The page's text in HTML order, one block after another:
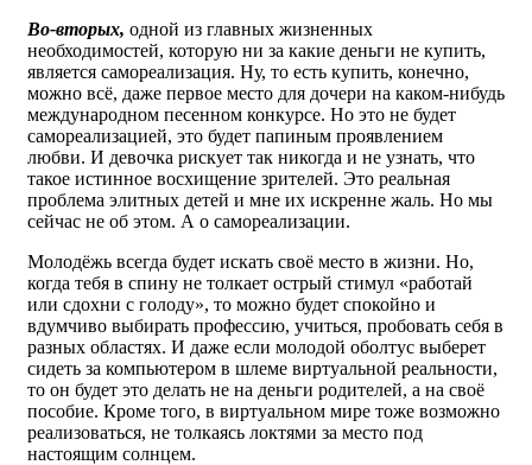
Во-вторых, одной из главных жизненных
необходимостей, которую ни за какие деньги не купить,
является самореализация. Ну, то есть купить, конечно,
можно всё, даже первое место для дочери на каком-нибудь
международном песенном конкурсе. Но это не будет
самореализацией, это будет папиным проявлением
любви. И девочка рискует так никогда и не узнать, что
такое истинное восхищение зрителей. Это реальная
проблема элитных детей и мне их искренне жаль. Но мы
сейчас не об этом. А о самореализации.
Молодёжь всегда будет искать своё место в жизни. Но,
когда тебя в спину не толкает острый стимул «работай
или сдохни с голоду», то можно будет спокойно и
вдумчиво выбирать профессию, учиться, пробовать себя в
разных областях. И даже если молодой оболтус выберет
сидеть за компьютером в шлеме виртуальной реальности,
то он будет это делать не на деньги родителей, а на своё
пособие. Кроме того, в виртуальном мире тоже возможно
реализоваться, не толкаясь локтями за место под
настоящим солнцем.